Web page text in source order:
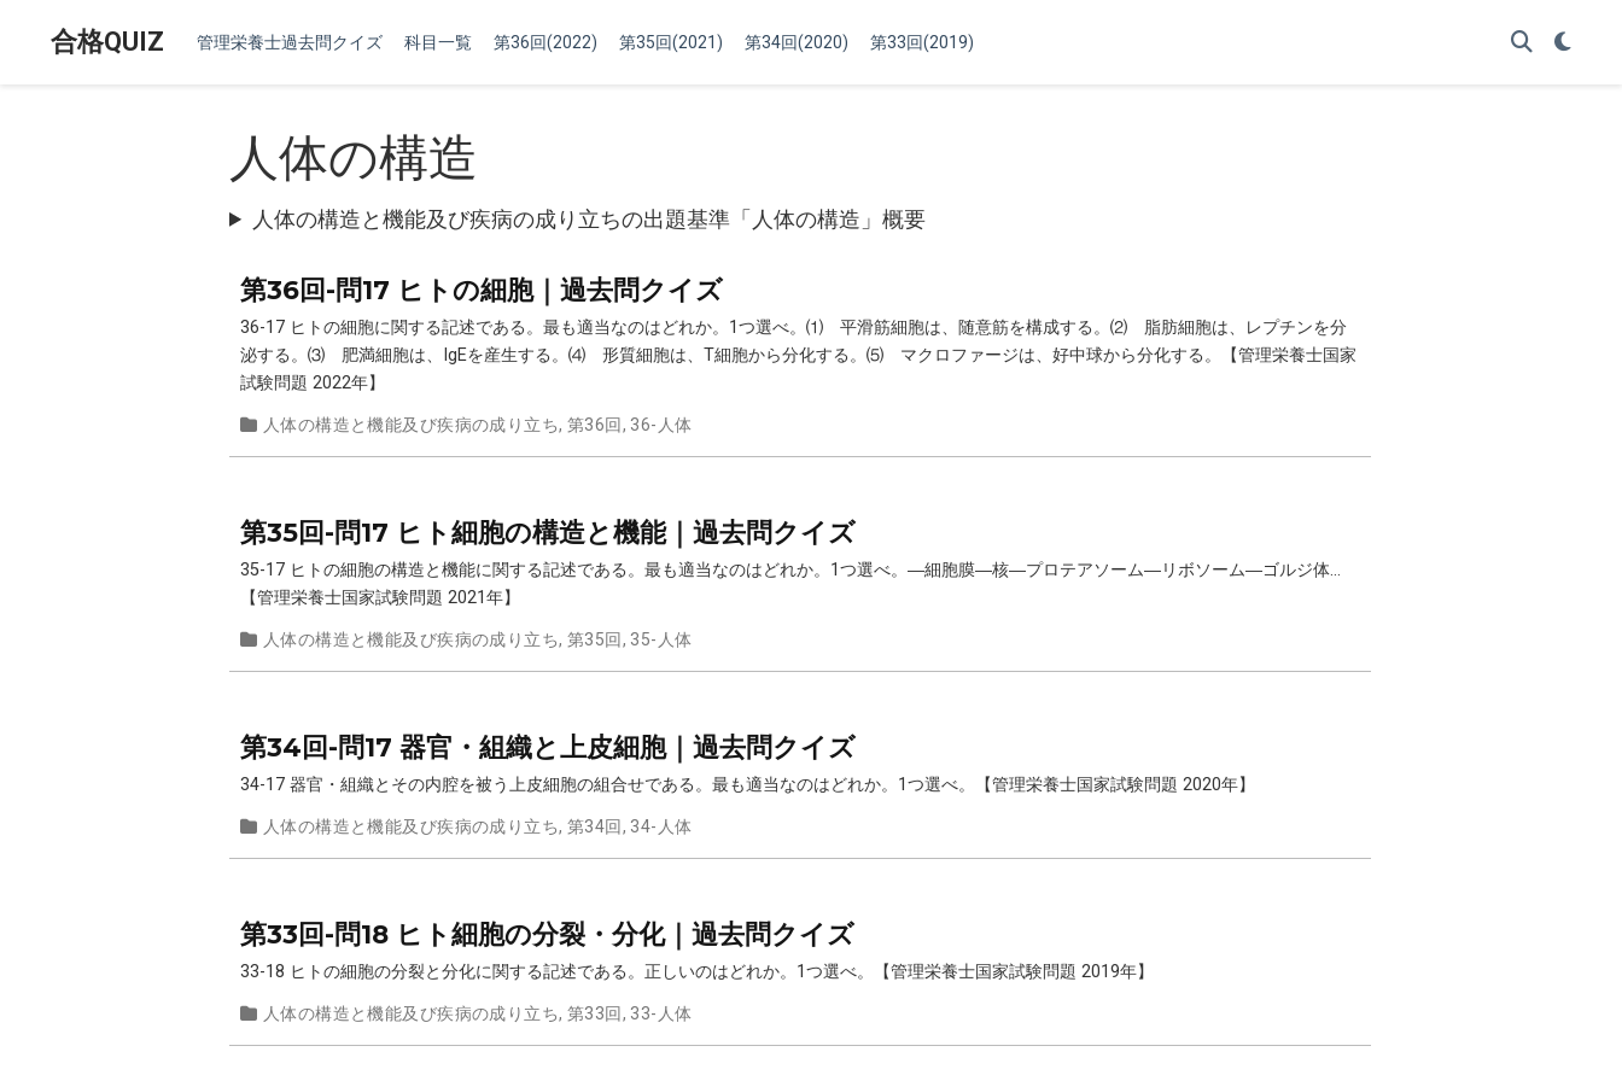
合格QUIZ 管理栄養士過去問クイズ 科目一覧 第36回(2022) 第35回(2021) 第34回(2020) 第33回(2019)
人体の構造
人体の構造と機能及び疾病の成り立ちの出題基準「人体の構造」概要
第36回-問17 ヒトの細胞｜過去問クイズ
36-17 ヒトの細胞に関する記述である。最も適当なのはどれか。1つ選べ。⑴ 平滑筋細胞は、随意筋を構成する。⑵ 脂肪細胞は、レプチンを分
泌する。⑶ 肥満細胞は、IgEを産生する。⑷ 形質細胞は、T細胞から分化する。⑸ マクロファージは、好中球から分化する。【管理栄養士国家
試験問題 2022年】
人体の構造と機能及び疾病の成り立ち, 第36回, 36-人体
第35回-問17 ヒト細胞の構造と機能｜過去問クイズ
35-17 ヒトの細胞の構造と機能に関する記述である。最も適当なのはどれか。1つ選べ。―細胞膜―核―プロテアソーム―リボソーム―ゴルジ体…
【管理栄養士国家試験問題 2021年】
人体の構造と機能及び疾病の成り立ち, 第35回, 35-人体
第34回-問17 器官・組織と上皮細胞｜過去問クイズ
34-17 器官・組織とその内腔を被う上皮細胞の組合せである。最も適当なのはどれか。1つ選べ。【管理栄養士国家試験問題 2020年】
人体の構造と機能及び疾病の成り立ち, 第34回, 34-人体
第33回-問18 ヒト細胞の分裂・分化｜過去問クイズ
33-18 ヒトの細胞の分裂と分化に関する記述である。正しいのはどれか。1つ選べ。【管理栄養士国家試験問題 2019年】
人体の構造と機能及び疾病の成り立ち, 第33回, 33-人体